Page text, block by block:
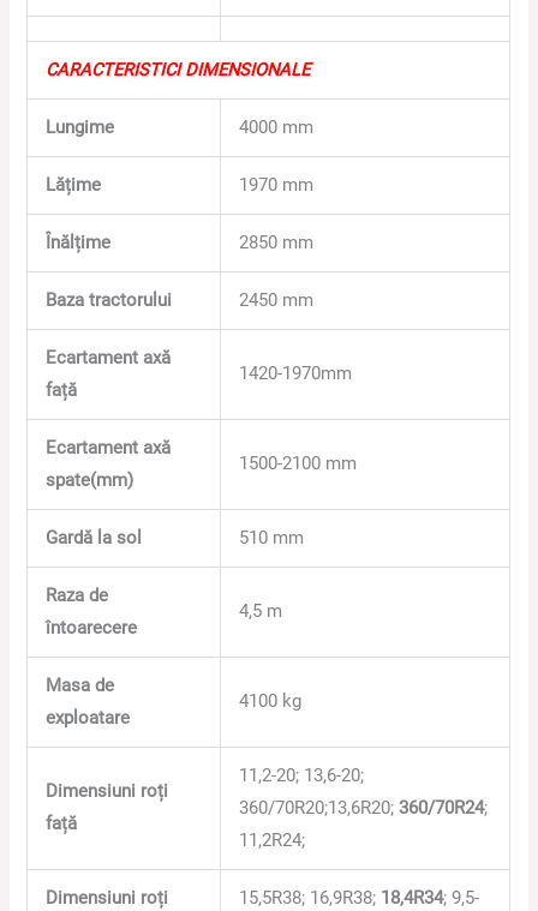
CARACTERISTICI DIMENSIONALE
Lungime 4000 mm
Lățime 1970 mm
Înălțime 2850 mm
Baza tractorului 2450 mm
Ecartament axă
față
1420-1970mm
Ecartament axă
spate(mm)
1500-2100 mm
Gardă la sol 510 mm
Raza de
întoarecere
4,5 m
Masa de
exploatare
4100 kg
Dimensiuni roți
față
11,2-20; 13,6-20;
360/70R20;13,6R20; 360/70R24;
11,2R24;
Dimensiuni roți
15,5R38; 16,9R38; 18,4R34; 9,5-